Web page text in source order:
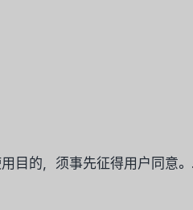
目的，须事先征得用户同意。.